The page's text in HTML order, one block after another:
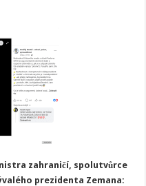
zahraničí, spolutvůrce
prezidenta Zemana: